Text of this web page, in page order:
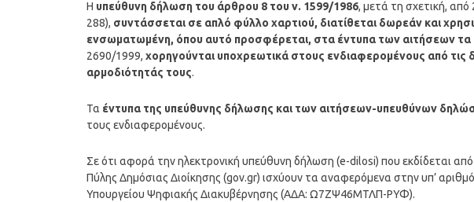
Η υπεύθυνη δήλωση του άρθρου 8 του ν. 1599/1986, μετά τη σχετική, από
288), συντάσσεται σε απλό φύλλο χαρτιού, διατίθεται δωρεάν και
ενσωματωμένη, όπου αυτό προσφέρεται, στα έντυπα των αιτήσεων τα
2690/1999, χορηγούνται υποχρεωτικά στους ενδιαφερομένους από τις
αρμοδιότητάς τους.
Τα έντυπα της υπεύθυνης δήλωσης και των αιτήσεων-υπευθύνων
τους ενδιαφερομένους.
Σε ότι αφορά την ηλεκτρονική υπεύθυνη δήλωση (e-dilosi) που εκδίδεται
Πύλης Δημόσιας Διοίκησης (gov.gr) ισχύουν τα αναφερόμενα στην υπ’
Υπουργείου Ψηφιακής Διακυβέρνησης (ΑΔΑ: Ω7ΖΨ46ΜΤΛΠ-ΡΥΦ).